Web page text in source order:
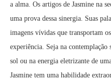
a alma. Os artigos de Jasmine na
uma prova dessa sinergia. Suas
imagens vívidas que transportam
experiência. Seja na contemplação
sol ou na energia eletrizante de
Jasmine tem uma habilidade